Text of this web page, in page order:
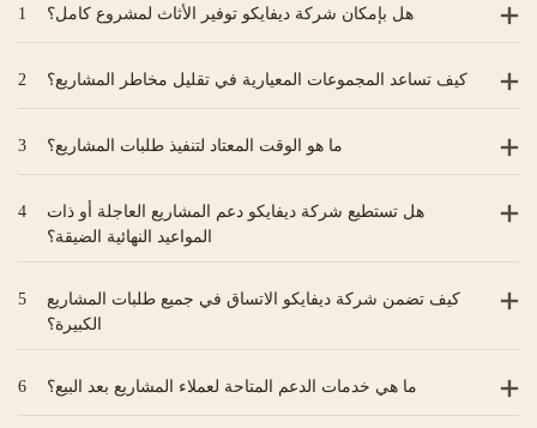
1 هل بإمكان شركة ديفايكو توفير الأثاث لمشروع كامل؟
2 كيف تساعد المجموعات المعيارية في تقليل مخاطر المشاريع؟
3 ما هو الوقت المعتاد لتنفيذ طلبات المشاريع؟
4
هل تستطيع شركة ديفايكو دعم المشاريع العاجلة أو ذات
المواعيد النهائية الضيقة؟
5
كيف تضمن شركة ديفايكو الاتساق في جميع طلبات المشاريع
الكبيرة؟
6 ما هي خدمات الدعم المتاحة لعملاء المشاريع بعد البيع؟